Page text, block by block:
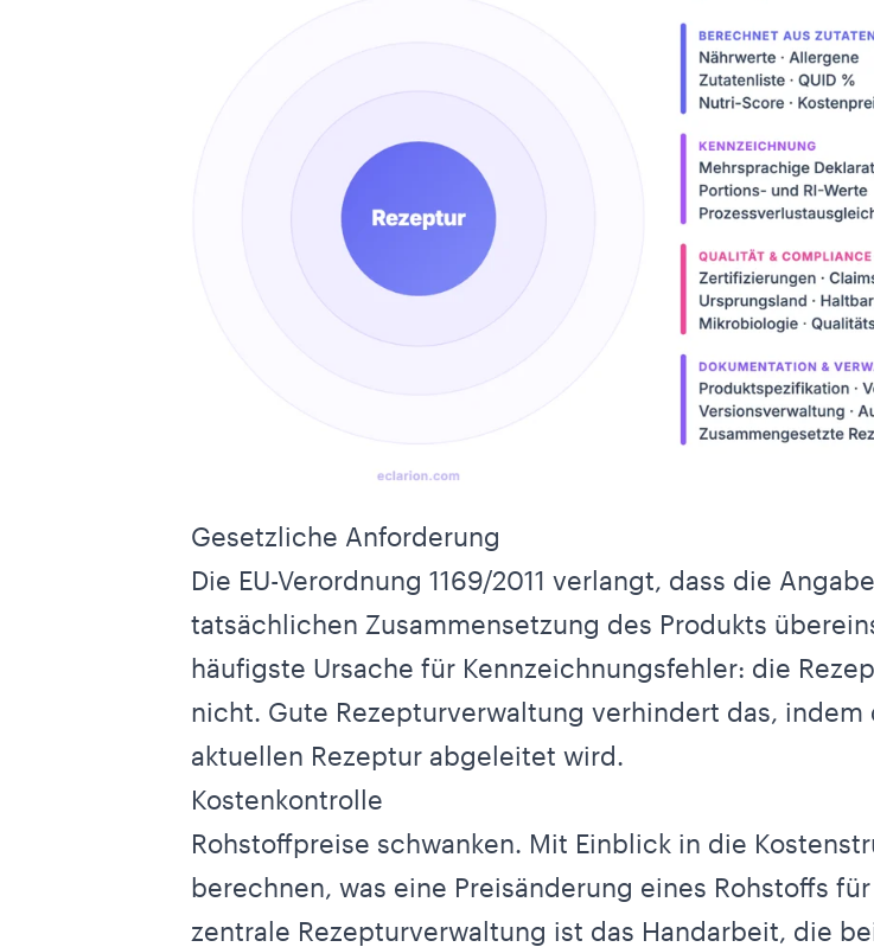
Gesetzliche Anforderung
Die EU-Verordnung 1169/2011 verlangt, dass die
tatsächlichen Zusammensetzung des Produkts
häufigste Ursache für Kennzeichnungsfehler: die
nicht. Gute Rezepturverwaltung verhindert das,
aktuellen Rezeptur abgeleitet wird.
Kostenkontrolle
Rohstoffpreise schwanken. Mit Einblick in die
berechnen, was eine Preisänderung eines Rohstoffs
zentrale Rezepturverwaltung ist das Handarbeit, die